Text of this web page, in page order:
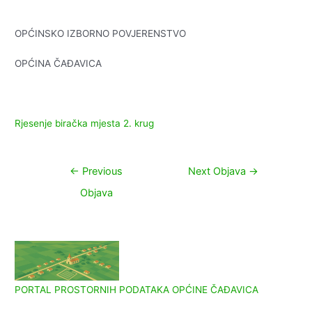
OPĆINSKO IZBORNO POVJERENSTVO
OPĆINA ČAĐAVICA
Rjesenje biračka mjesta 2. krug
Navigacija
← Previous
Objava
Next Objava →
PORTAL PROSTORNIH PODATAKA OPĆINE ČAĐAVICA